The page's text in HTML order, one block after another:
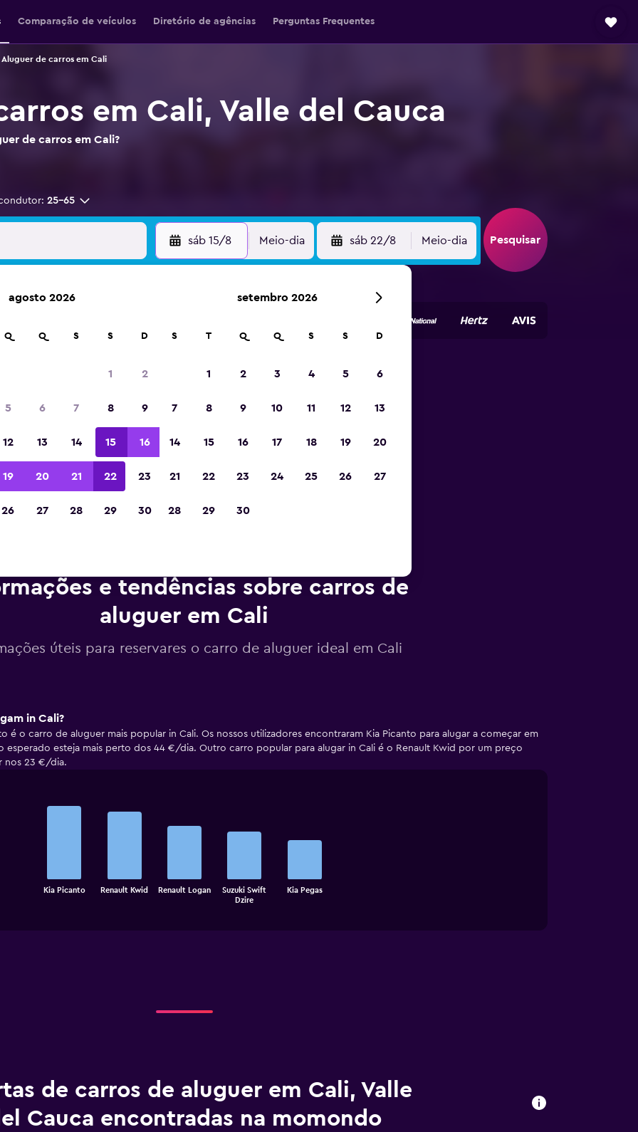
Comparação de veículos Diretório de agências Perguntas Frequentes
Aluguer de carros em Cali
em Cali, Valle del Cauca
de carros em Cali?
25-65
sáb 15/8 Meio-dia sáb 22/8 Meio-dia Pesquisar
de 70.000 locais com a momondo.
de 2023
e tendências sobre carros de
aluguer em Cali
úteis para reservares o carro de aluguer ideal em Cali
in Cali?
é o carro de aluguer mais popular in Cali. Os nossos utilizadores encontraram Kia Picanto para alugar a começar em
esteja mais perto dos 44 €/dia. Outro carro popular para alugar in Cali é o Renault Kwid por um preço
nos 23 €/dia.
chart
Y
axis
displaying
values.
Kia Picanto Renault Kwid Renault Logan
Suzuki Swift
Dzire
Kia Pegas
de carros de aluguer em Cali, Valle
Cauca encontradas na momondo
agosto 2026
Q Q S S D
1 2
5 6 7 8 9
12 13 14 15 16
19 20 21 22 23
26 27 28 29 30
setembro 2026
S T Q Q S S D
1 2 3 4 5 6
7 8 9 10 11 12 13
14 15 16 17 18 19 20
21 22 23 24 25 26 27
28 29 30